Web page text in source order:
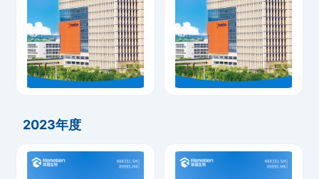
2024年中期业绩公告
下载
2024年第一季度报告
下载
2023年度